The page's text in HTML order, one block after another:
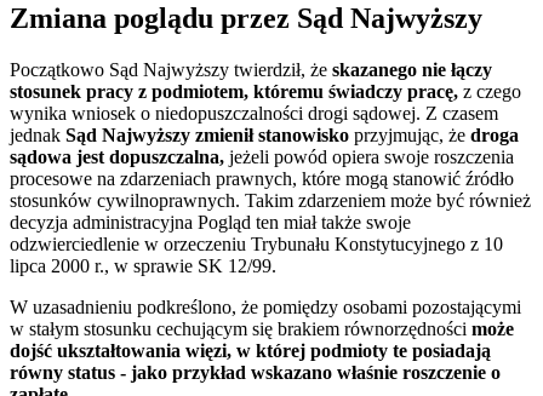
Zmiana poglądu przez Sąd Najwyższy
Początkowo Sąd Najwyższy twierdził, że skazanego nie łączy
stosunek pracy z podmiotem, któremu świadczy pracę, z czego
wynika wniosek o niedopuszczalności drogi sądowej. Z czasem
jednak Sąd Najwyższy zmienił stanowisko przyjmując, że droga
sądowa jest dopuszczalna, jeżeli powód opiera swoje roszczenia
procesowe na zdarzeniach prawnych, które mogą stanowić źródło
stosunków cywilnoprawnych. Takim zdarzeniem może być również
decyzja administracyjna Pogląd ten miał także swoje
odzwierciedlenie w orzeczeniu Trybunału Konstytucyjnego z 10
lipca 2000 r., w sprawie SK 12/99.
W uzasadnieniu podkreślono, że pomiędzy osobami pozostającymi
w stałym stosunku cechującym się brakiem równorzędności może
dojść ukształtowania więzi, w której podmioty te posiadają
równy status - jako przykład wskazano właśnie roszczenie o